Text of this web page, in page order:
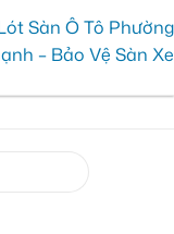
Sàn Ô Tô Phường
– Bảo Vệ Sàn Xe